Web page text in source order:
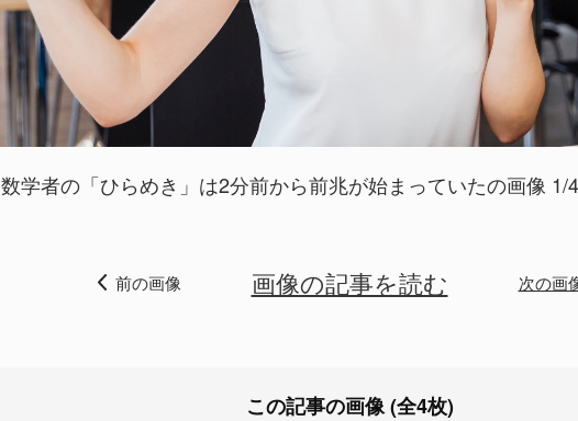
数学者の「ひらめき」は2分前から前兆が始まっていたの画像 1/4
前の画像 画像の記事を読む 次の画
この記事の画像 (全4枚)